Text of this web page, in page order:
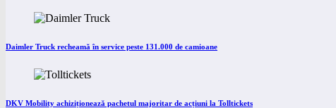
Daimler Truck recheamă în service peste 131.000 de camioane
DKV Mobility achiziționează pachetul majoritar de acțiuni la Tolltickets